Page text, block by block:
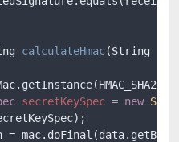
calculateHmac(String
secretKeySpec = new
=